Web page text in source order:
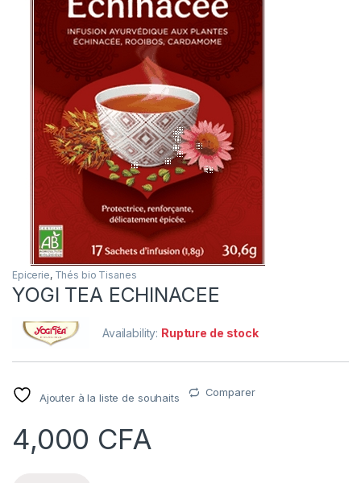
Epicerie, Thés bio Tisanes
YOGI TEA ECHINACEE
Availability: Rupture de stock
Ajouter à la liste de souhaits Comparer
4,000 CFA